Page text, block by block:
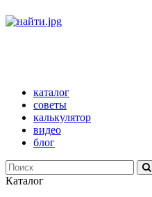
каталог
советы
калькулятор
видео
блог
Каталог